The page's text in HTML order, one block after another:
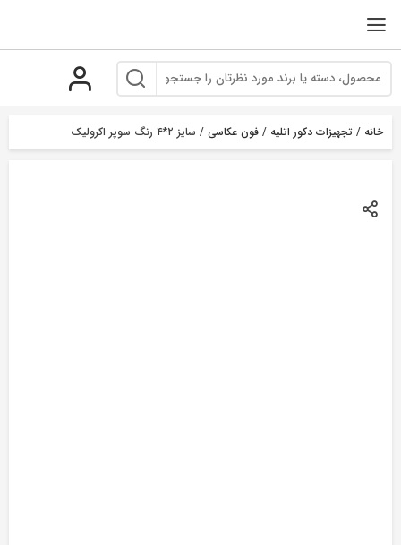
خانه / تجهیزات دکور اتلیه / فون عکاسی / سایز ۲*۴ رنگ سوپر اکرولیک